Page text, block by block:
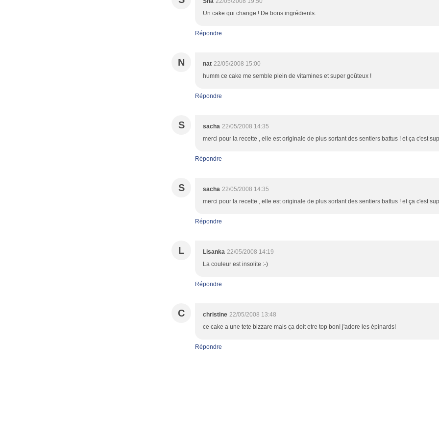
Un cake qui change ! De bons ingrédients.
Répondre
N nat 22/05/2008 15:00
humm ce cake me semble plein de vitamines et super goûteux !
Répondre
S sacha 22/05/2008 14:35
merci pour la recette , elle est originale de plus sortant des sentiers battus ! et ça c'est
Répondre
S sacha 22/05/2008 14:35
merci pour la recette , elle est originale de plus sortant des sentiers battus ! et ça c'est
Répondre
L Lisanka 22/05/2008 14:19
La couleur est insolite :-)
Répondre
C christine 22/05/2008 13:48
ce cake a une tete bizzare mais ça doit etre top bon! j'adore les épinards!
Répondre